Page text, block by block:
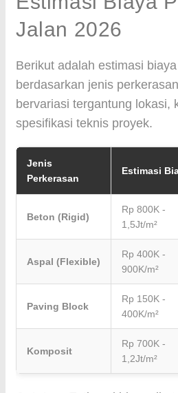
Jalan 2026
Berikut adalah estimasi
berdasarkan jenis
bervariasi tergantung lokasi,
spesifikasi teknis proyek.
Jenis
Perkerasan
Estimasi
Beton (Rigid)
Rp 800K -
1,5Jt/m²
Aspal (Flexible)
Rp 400K -
900K/m²
Paving Block
Rp 150K -
400K/m²
Komposit
Rp 700K -
1,2Jt/m²